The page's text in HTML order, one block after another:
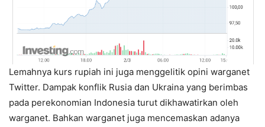
Lemahnya kurs rupiah ini juga menggelitik opini warganet
Twitter. Dampak konflik Rusia dan Ukraina yang berimbas
pada perekonomian Indonesia turut dikhawatirkan oleh
warganet. Bahkan warganet juga mencemaskan adanya